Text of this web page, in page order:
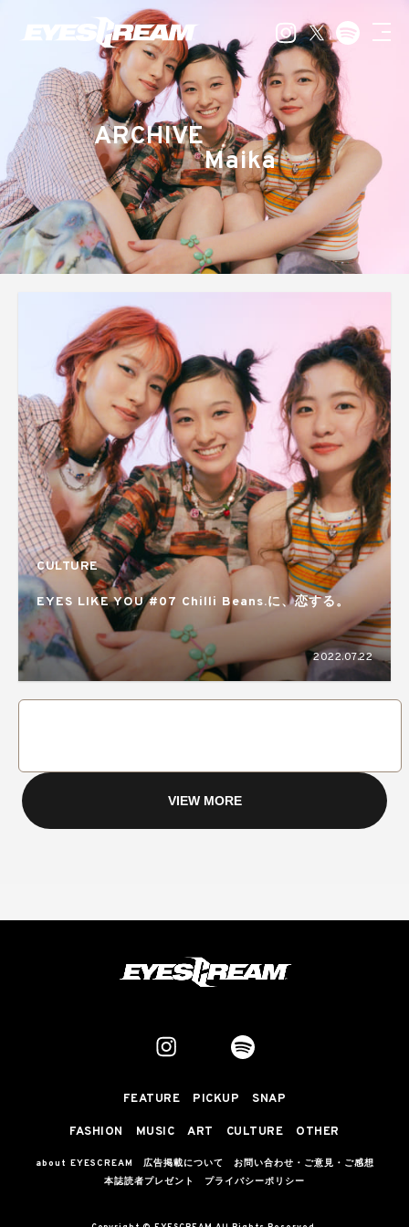
ARCHIVE
Maika
CULTURE
EYES LIKE YOU #07 Chilli Beans.に、恋する。
2022.07.22
VIEW MORE
FEATURE PICKUP SNAP
FASHION MUSIC ART CULTURE OTHER
about EYESCREAM 広告掲載について
お問い合わせ・ご意見・ご感想
本誌読者プレゼント
プライバシーポリシー